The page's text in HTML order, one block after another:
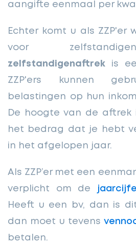
aangifte eenmaal per
Echter komt u als ZZP'er
voor
zelfstandigenaftrek is
ZZP'ers kunnen
belastingen op hun
De hoogte van de aftrek
het bedrag dat je hebt
in het afgelopen jaar.
Als ZZP’er met een
verplicht om de
Heeft u een bv, dan is
dan moet u tevens
betalen.